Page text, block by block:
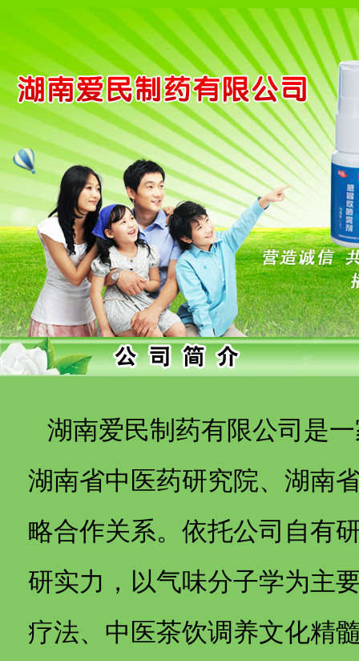
湖南爱民制药有限公司是
湖南省中医药研究院、湖南
略合作关系。依托公司自有
研实力，以气味分子学为主
疗法、中医茶饮调养文化精